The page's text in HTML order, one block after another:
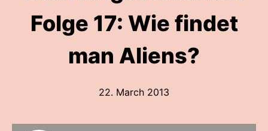
Folge 17: Wie findet
man Aliens?
22. March 2013